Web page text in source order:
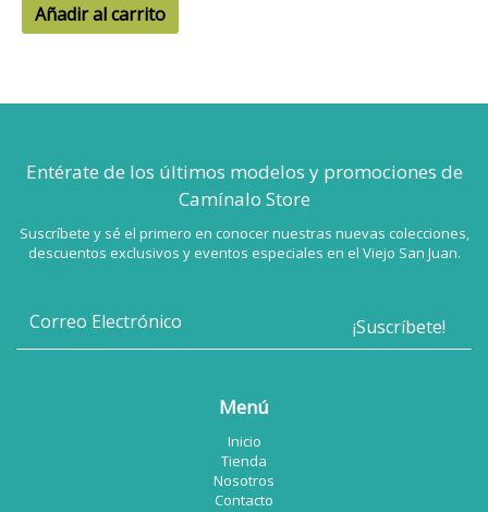
Añadir al carrito
Entérate de los últimos modelos y promociones de
Camínalo Store
Suscríbete y sé el primero en conocer nuestras nuevas colecciones,
descuentos exclusivos y eventos especiales en el Viejo San Juan.
Menú
Inicio
Tienda
Nosotros
Contacto